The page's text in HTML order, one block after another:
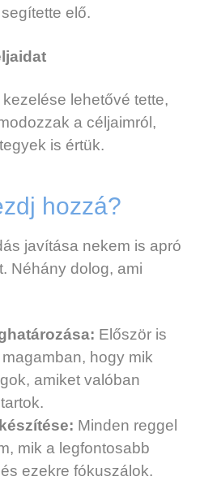
elő.
lehetővé tette,
a céljaimról,
is értük.
hozzá?
javítása nekem is apró
Néhány dolog, ami
Először is
hogy mik
amiket valóban
Minden reggel
mik a legfontosabb
ezekre fókuszálok.